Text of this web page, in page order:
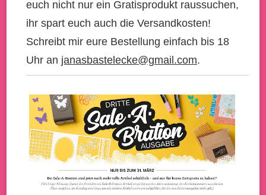
euch nicht nur ein Gratisprodukt raussuchen,
ihr spart euch auch die Versandkosten!
Schreibt mir eure Bestellung einfach bis 18
Uhr an janasbastelecke@gmail.com.